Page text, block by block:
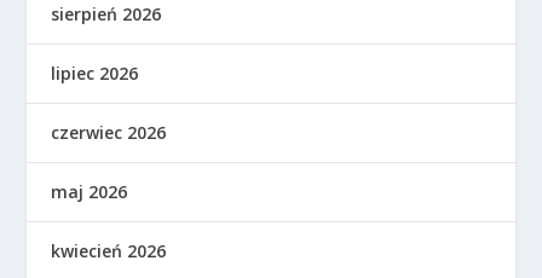
sierpień 2026
lipiec 2026
czerwiec 2026
maj 2026
kwiecień 2026